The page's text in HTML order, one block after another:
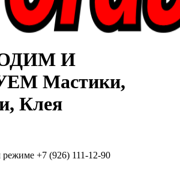
И
Мастики,
Клея
+7 (926) 111-12-90